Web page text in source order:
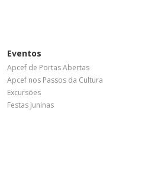
Eventos
Apcef de Portas Abertas
Apcef nos Passos da Cultura
Excursões
Festas Juninas